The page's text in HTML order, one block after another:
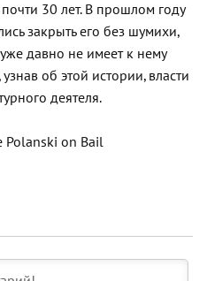
30 лет. В прошлом году
закрыть его без шумихи,
давно не имеет к нему
об этой истории, власти
деятеля.
Polanski on Bail